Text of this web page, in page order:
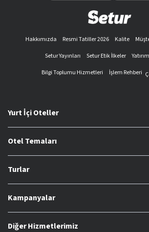
Hakkımızda Resmi Tatiller 2026 Kalite
Setur Yayınları
Setur Etik İlkeler
Bilgi Toplumu Hizmetleri
İşlem Rehberi
Yurt İçi Oteller
Otel Temaları
Turlar
Kampanyalar
Diğer Hizmetlerimiz